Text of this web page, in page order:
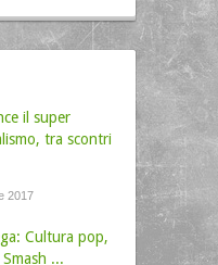
il super
tra scontri
2017
Cultura pop,
...